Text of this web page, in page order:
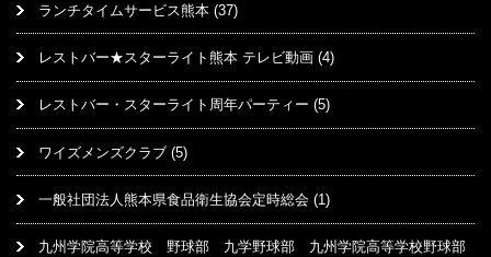
ランチタイムサービス熊本 (37)
レストバー★スターライト熊本 テレビ動画 (4)
レストバー・スターライト周年パーティー (5)
ワイズメンズクラブ (5)
一般社団法人熊本県食品衛生協会定時総会 (1)
九州学院高等学校 野球部 九学野球部 九州学院高等学校野球部